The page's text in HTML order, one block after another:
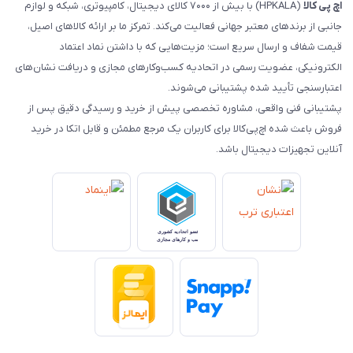
اچ‌ پی‌ کالا
(HPKALA) با بیش از ۷۰۰۰ کالای دیجیتال، کامپیوتری، شبکه و لوازم
جانبی از برندهای معتبر جهانی فعالیت می‌کند. تمرکز ما بر ارائه کالاهای اصیل،
قیمت شفاف و ارسال سریع است؛ مزیت‌هایی که با داشتن نماد اعتماد
الکترونیکی، عضویت رسمی در اتحادیه کسب‌وکارهای مجازی و دریافت نشان‌های
اعتبارسنجی تأیید شده پشتیبانی می‌شوند.
پشتیبانی فنی واقعی، مشاوره تخصصی پیش از خرید و رسیدگی دقیق پس از
فروش باعث شده اچ‌پی‌کالا برای کاربران یک مرجع مطمئن و قابل اتکا در خرید
آنلاین تجهیزات دیجیتال باشد.